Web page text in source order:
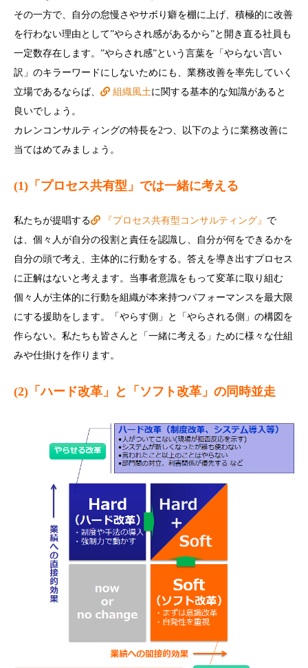
その一方で、自分の怠慢さやサボり癖を棚に上げ、積極的に改善
を行わない理由として”やらされ感があるから”と開き直る社員も
一定数存在します。”やらされ感”という言葉を「やらない言い
訳」のキラーワードにしないためにも、業務改善を率先していく
立場であるならば、
組織風土に関する基本的な知識があると
良いでしょう。
カレンコンサルティングの特長を2つ、以下のように業務改善に
当てはめてみましょう。
(1)「プロセス共有型」では一緒に考える
私たちが提唱する 『プロセス共有型コンサルティング』 で
は、個々人が自分の役割と責任を認識し、自分が何をできるかを
自分の頭で考え、主体的に行動をする。答えを導き出すプロセス
に正解はないと考えます。当事者意識をもって変革に取り組む
個々人が主体的に行動を組織が本来持つパフォーマンスを最大限
にする援助をします。「やらす側」と「やらされる側」の構図を
作らない。私たちも皆さんと「一緒に考える」ために様々な仕組
みや仕掛けを作ります。
(2)「ハード改革」と「ソフト改革」の同時並走